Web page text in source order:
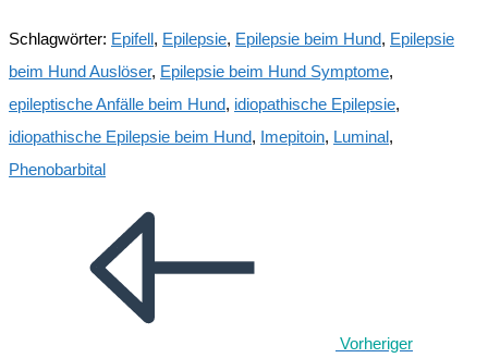
Schlagwörter: Epifell, Epilepsie, Epilepsie beim Hund, Epilepsie
beim Hund Auslöser, Epilepsie beim Hund Symptome,
epileptische Anfälle beim Hund, idiopathische Epilepsie,
idiopathische Epilepsie beim Hund, Imepitoin, Luminal,
Phenobarbital
ansehen
Vorheriger